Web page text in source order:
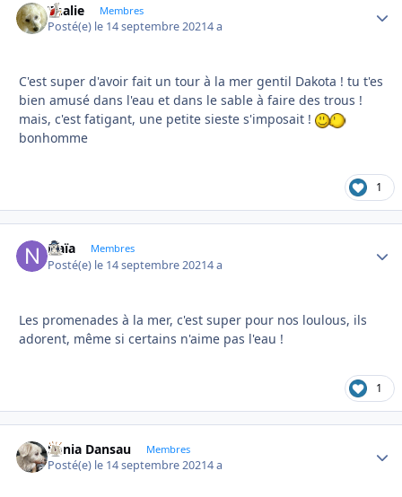
Thalie Membres
Posté(e) le 14 septembre 20214 a
C'est super d'avoir fait un tour à la mer gentil Dakota ! tu t'es
bien amusé dans l'eau et dans le sable à faire des trous !
mais, c'est fatigant, une petite sieste s'imposait !
bonhomme
1
Naïa Membres
Posté(e) le 14 septembre 20214 a
Les promenades à la mer, c'est super pour nos loulous, ils
adorent, même si certains n'aime pas l'eau !
1
Sonia Dansau Membres
Posté(e) le 14 septembre 20214 a